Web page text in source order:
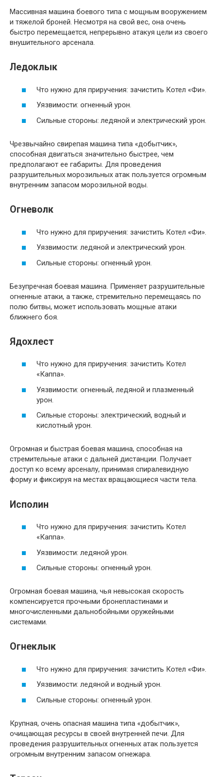
Массивная машина боевого типа с мощным вооружением
и тяжелой броней. Несмотря на свой вес, она очень
быстро перемещается, непрерывно атакуя цели из своего
внушительного арсенала.
Ледоклык
Что нужно для приручения: зачистить Котел «Фи».
Уязвимости: огненный урон.
Сильные стороны: ледяной и электрический урон.
Чрезвычайно свирепая машина типа «добытчик»,
способная двигаться значительно быстрее, чем
предполагают ее габариты. Для проведения
разрушительных морозильных атак пользуется огромным
внутренним запасом морозильной воды.
Огневолк
Что нужно для приручения: зачистить Котел «Фи».
Уязвимости: ледяной и электрический урон.
Сильные стороны: огненный урон.
Безупречная боевая машина. Применяет разрушительные
огненные атаки, а также, стремительно перемещаясь по
полю битвы, может использовать мощные атаки
ближнего боя.
Ядохлест
Что нужно для приручения: зачистить Котел
«Каппа».
Уязвимости: огненный, ледяной и плазменный
урон.
Сильные стороны: электрический, водный и
кислотный урон.
Огромная и быстрая боевая машина, способная на
стремительные атаки с дальней дистанции. Получает
доступ ко всему арсеналу, принимая спиралевидную
форму и фиксируя на местах вращающиеся части тела.
Исполин
Что нужно для приручения: зачистить Котел
«Каппа».
Уязвимости: ледяной урон.
Сильные стороны: огненный урон.
Огромная боевая машина, чья невысокая скорость
компенсируется прочными бронепластинами и
многочисленными дальнобойными оружейными
системами.
Огнеклык
Что нужно для приручения: зачистить Котел «Фи».
Уязвимости: ледяной и водный урон.
Сильные стороны: огненный урон.
Крупная, очень опасная машина типа «добытчик»,
очищающая ресурсы в своей внутренней печи. Для
проведения разрушительных огненных атак пользуется
огромным внутренним запасом огнежара.